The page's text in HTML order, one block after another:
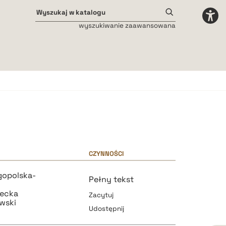
wyszukiwanie zaawansowana
CZYNNOŚCI
Pełny tekst
Zacytuj
Udostępnij